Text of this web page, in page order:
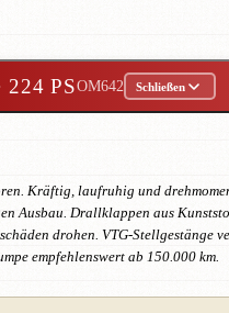
224 PSOM642 Schließen
Kräftig, laufruhig und
Ausbau. Drallklappen aus
drohen. VTG-
empfehlenswert ab 150.000 km.